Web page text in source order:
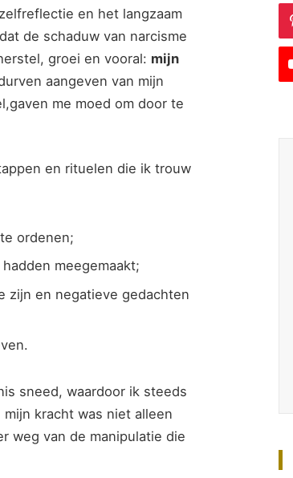
en het langzaam
de schaduw van narcisme
⁣groei en vooral: mijn
aangeven van mijn
me moed om door⁣ te⁣
en rituelen die ik trouw
ordenen;
meegemaakt;
en negatieve gedachten
sneed, waardoor ik steeds
kracht was niet ‍alleen
weg van de manipulatie die